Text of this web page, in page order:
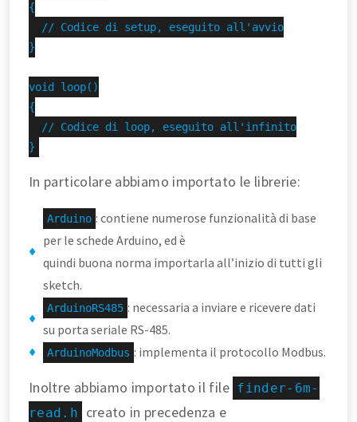
{
  // Codice di setup, eseguito all'avvio
}
void loop()
{
  // Codice di loop, eseguito all'infinito
}
In particolare abbiamo importato le librerie:
Arduino : contiene numerose funzionalità di base
per le schede Arduino, ed è
quindi buona norma importarla all’inizio di tutti gli
sketch.
ArduinoRS485 : necessaria a inviare e ricevere dati
su porta seriale RS-485.
ArduinoModbus : implementa il protocollo Modbus.
Inoltre abbiamo importato il file finder-6m-
read.h
creato in precedenza e